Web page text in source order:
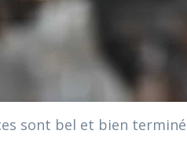
sont bel et bien